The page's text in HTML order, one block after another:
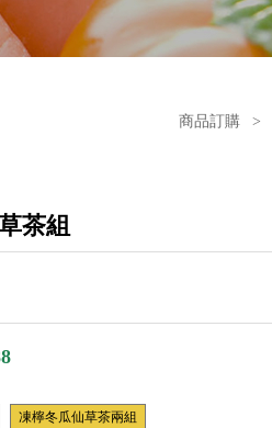
商品訂購 >
茶組
凍檸冬瓜仙草茶兩組